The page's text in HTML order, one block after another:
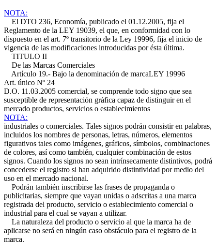
NOTA:
El DTO 236, Economía, publicado el 01.12.2005, fija el
Reglamento de la LEY 19039, el que, en conformidad con lo
dispuesto en el art. 7º transitorio de la Ley 19996, fija el inicio de
vigencia de las modificaciones introducidas por ésta última.
TITULO II
De las Marcas Comerciales
Artículo 19.- Bajo la denominación de marcaLEY 19996
Art. único Nº 24
D.O. 11.03.2005 comercial, se comprende todo signo que sea
susceptible de representación gráfica capaz de distinguir en el
mercado productos, servicios o establecimientos
NOTA:
industriales o comerciales. Tales signos podrán consistir en palabras,
incluidos los nombres de personas, letras, números, elementos
figurativos tales como imágenes, gráficos, símbolos, combinaciones
de colores, así como también, cualquier combinación de estos
signos. Cuando los signos no sean intrínsecamente distintivos, podrá
concederse el registro si han adquirido distintividad por medio del
uso en el mercado nacional.
Podrán también inscribirse las frases de propaganda o
publicitarias, siempre que vayan unidas o adscritas a una marca
registrada del producto, servicio o establecimiento comercial o
industrial para el cual se vayan a utilizar.
La naturaleza del producto o servicio al que la marca ha de
aplicarse no será en ningún caso obstáculo para el registro de la
marca.